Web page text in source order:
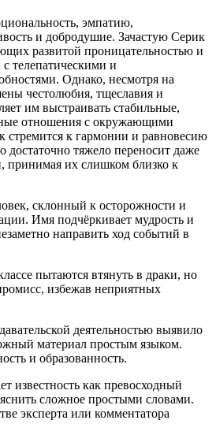
эмпатию,
и добродушие. Зачастую Серик
развитой проницательностью и
телепатическими и
Однако, несмотря на
честолюбия, тщеславия и
им выстраивать стабильные,
отношения с окружающими
к гармонии и равновесию
достаточно тяжело переносит даже
принимая их слишком близко к
склонный к осторожности и
Имя подчёркивает мудрость и
направить ход событий в
пытаются втянуть в драки, но
избежав неприятных
деятельностью выявило
материал простым языком.
и образованность.
известность как превосходный
сложное простыми словами.
эксперта или комментатора